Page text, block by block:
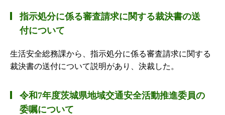
指示処分に係る審査請求に関する裁決書の送
付について
生活安全総務課から、指示処分に係る審査請求に関する
裁決書の送付について説明があり、決裁した。
令和7年度茨城県地域交通安全活動推進委員の
委嘱について